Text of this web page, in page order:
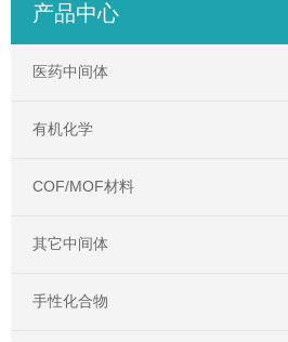
产品中心
医药中间体
有机化学
COF/MOF材料
其它中间体
手性化合物